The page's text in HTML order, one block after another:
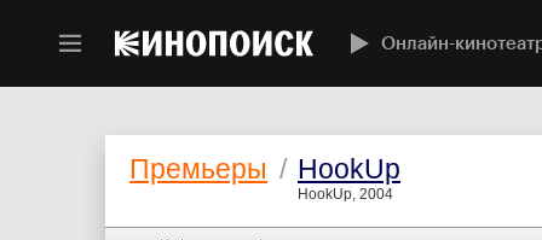
Онлайн-
Премьеры / HookUp
HookUp, 2004